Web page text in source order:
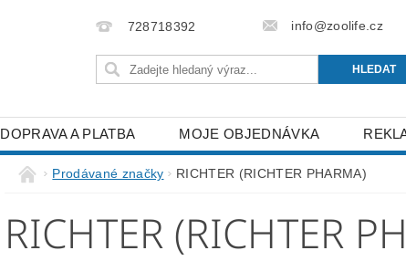
728718392 info@zoolife.cz
DOPRAVA A PLATBA MOJE OBJEDNÁVKA
Prodávané značky RICHTER (RICHTER PHARMA)
RICHTER (RICHTER